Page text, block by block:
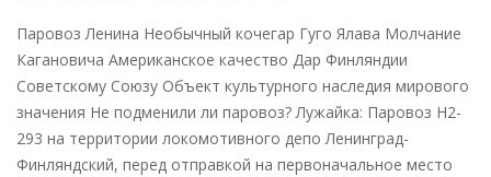
Паровоз Ленина Необычный кочегар Гуго Ялава Молчание
Кагановича Американское качество Дар Финляндии
Советскому Союзу Объект культурного наследия мирового
значения Не подменили ли паровоз? Лужайка: Паровоз H2-
293 на территории локомотивного депо Ленинград-
Финляндский, перед отправкой на первоначальное место